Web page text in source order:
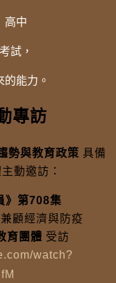
高中
試，
能力。
專訪
勢與教育政策 具備
動邀訪：
》第708集
顧經濟與防疫
育團體 受訪
watch?